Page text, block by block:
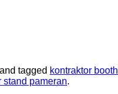
and tagged kontraktor booth
stand pameran.